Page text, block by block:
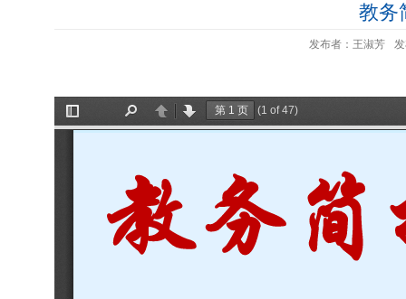
教务
发布者：王淑芳